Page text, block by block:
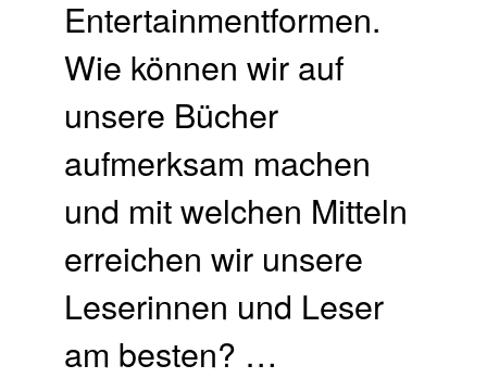
Entertainmentformen.
Wie können wir auf
unsere Bücher
aufmerksam machen
und mit welchen Mitteln
erreichen wir unsere
Leserinnen und Leser
am besten? …